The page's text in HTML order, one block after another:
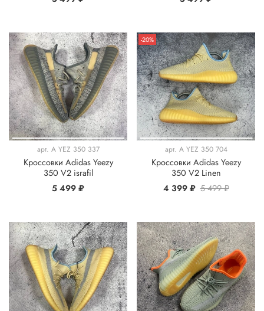
арт. A YEZ 350 337
Кроссовки Adidas Yeezy
350 V2 israfil
5 499 ₽
-20%
арт. A YEZ 350 704
Кроссовки Adidas Yeezy
350 V2 Linen
4 399 ₽ 5 499 ₽